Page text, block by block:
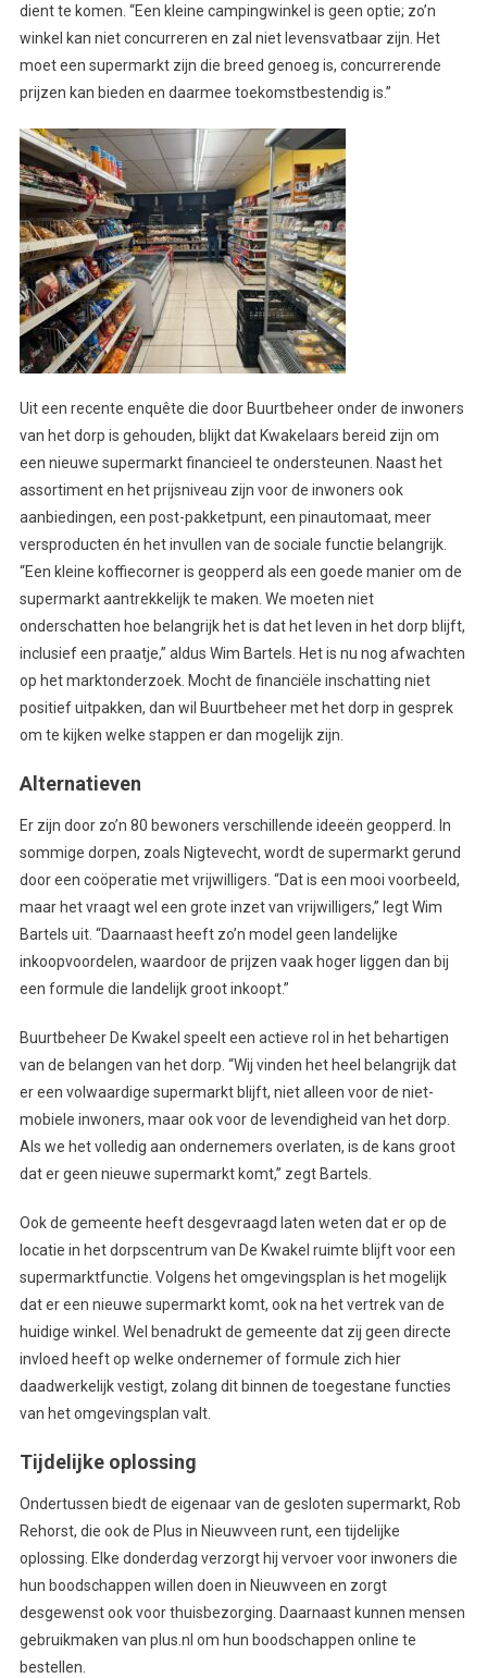
dient te komen. “Een kleine campingwinkel is geen optie; zo’n
winkel kan niet concurreren en zal niet levensvatbaar zijn. Het
moet een supermarkt zijn die breed genoeg is, concurrerende
prijzen kan bieden en daarmee toekomstbestendig is.”
Uit een recente enquête die door Buurtbeheer onder de inwoners
van het dorp is gehouden, blijkt dat Kwakelaars bereid zijn om
een nieuwe supermarkt financieel te ondersteunen. Naast het
assortiment en het prijsniveau zijn voor de inwoners ook
aanbiedingen, een post-pakketpunt, een pinautomaat, meer
versproducten én het invullen van de sociale functie belangrijk.
“Een kleine koffiecorner is geopperd als een goede manier om de
supermarkt aantrekkelijk te maken. We moeten niet
onderschatten hoe belangrijk het is dat het leven in het dorp blijft,
inclusief een praatje,” aldus Wim Bartels. Het is nu nog afwachten
op het marktonderzoek. Mocht de financiële inschatting niet
positief uitpakken, dan wil Buurtbeheer met het dorp in gesprek
om te kijken welke stappen er dan mogelijk zijn.
Alternatieven
Er zijn door zo’n 80 bewoners verschillende ideeën geopperd. In
sommige dorpen, zoals Nigtevecht, wordt de supermarkt gerund
door een coöperatie met vrijwilligers. “Dat is een mooi voorbeeld,
maar het vraagt wel een grote inzet van vrijwilligers,” legt Wim
Bartels uit. “Daarnaast heeft zo’n model geen landelijke
inkoopvoordelen, waardoor de prijzen vaak hoger liggen dan bij
een formule die landelijk groot inkoopt.”
Buurtbeheer De Kwakel speelt een actieve rol in het behartigen
van de belangen van het dorp. “Wij vinden het heel belangrijk dat
er een volwaardige supermarkt blijft, niet alleen voor de niet-
mobiele inwoners, maar ook voor de levendigheid van het dorp.
Als we het volledig aan ondernemers overlaten, is de kans groot
dat er geen nieuwe supermarkt komt,” zegt Bartels.
Ook de gemeente heeft desgevraagd laten weten dat er op de
locatie in het dorpscentrum van De Kwakel ruimte blijft voor een
supermarktfunctie. Volgens het omgevingsplan is het mogelijk
dat er een nieuwe supermarkt komt, ook na het vertrek van de
huidige winkel. Wel benadrukt de gemeente dat zij geen directe
invloed heeft op welke ondernemer of formule zich hier
daadwerkelijk vestigt, zolang dit binnen de toegestane functies
van het omgevingsplan valt.
Tijdelijke oplossing
Ondertussen biedt de eigenaar van de gesloten supermarkt, Rob
Rehorst, die ook de Plus in Nieuwveen runt, een tijdelijke
oplossing. Elke donderdag verzorgt hij vervoer voor inwoners die
hun boodschappen willen doen in Nieuwveen en zorgt
desgewenst ook voor thuisbezorging. Daarnaast kunnen mensen
gebruikmaken van plus.nl om hun boodschappen online te
bestellen.